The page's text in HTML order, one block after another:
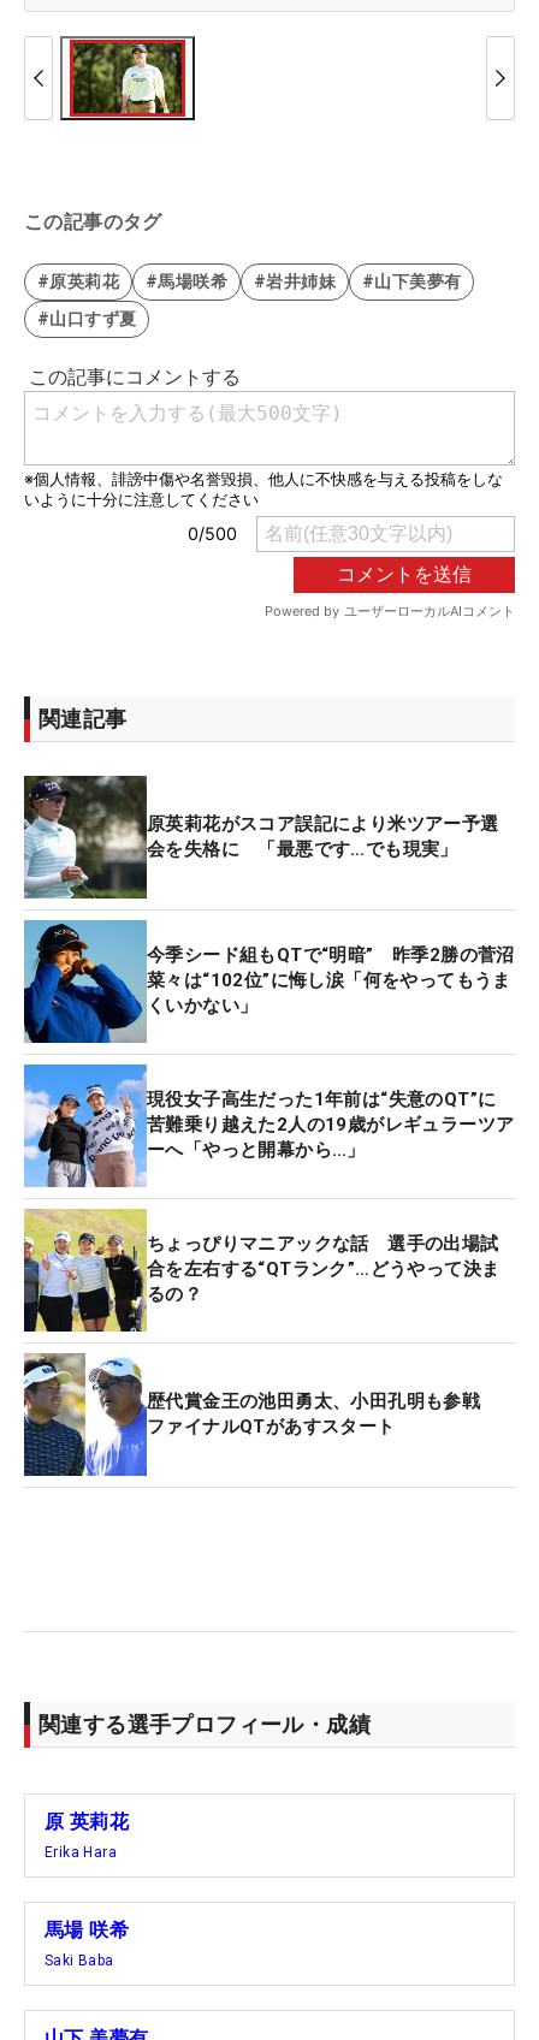
この記事のタグ
#原英莉花 #馬場咲希 #岩井姉妹
#山下美夢有
#山口すず夏
関連記事
原英莉花がスコア誤記により米ツアー予選
会を失格に 「最悪です…でも現実」
今季シード組もQTで“明暗” 昨季2勝の菅沼
菜々は“102位”に悔し涙「何をやってもうま
くいかない」
現役女子高生だった1年前は“失意のQT”に
苦難乗り越えた2人の19歳がレギュラーツア
ーへ「やっと開幕から…」
ちょっぴりマニアックな話 選手の出場試
合を左右する“QTランク”…どうやって決ま
るの？
歴代賞金王の池田勇太、小田孔明も参戦
ファイナルQTがあすスタート
関連する選手プロフィール・成績
原 英莉花
Erika Hara
馬場 咲希
Saki Baba